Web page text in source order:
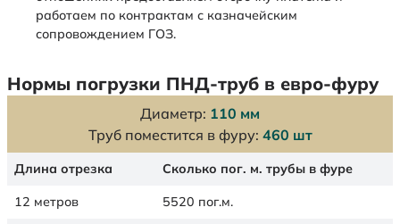
работаем по контрактам с казначейским
сопровождением ГОЗ.
Нормы погрузки ПНД-труб в евро-фуру
Диаметр: 110 мм
Труб поместится в фуру: 460 шт
Длина отрезка Сколько пог. м. трубы в фуре
12 метров 5520 пог.м.